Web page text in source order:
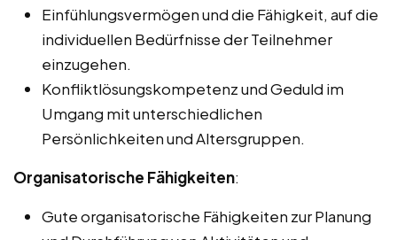
Einfühlungsvermögen und die Fähigkeit, auf die
individuellen Bedürfnisse der Teilnehmer
einzugehen.
Konfliktlösungskompetenz und Geduld im
Umgang mit unterschiedlichen
Persönlichkeiten und Altersgruppen.
Organisatorische Fähigkeiten:
Gute organisatorische Fähigkeiten zur Planung